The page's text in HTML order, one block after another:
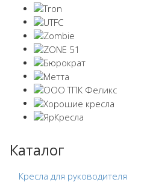
Каталог
Кресла для руководителя